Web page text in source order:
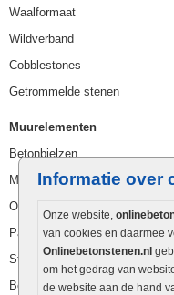
Informatie over
Onze website,
van cookies en daarmee
Onlinebetonstenen.nl
om het gedrag van
de website aan de hand
Waalformaat
Wildverband
Cobblestones
Getrommelde stenen
Muurelementen
Betonbielzen
Muurstenen
Opsluitbanden
Palissaden
Stapelblokken
Betonblokken